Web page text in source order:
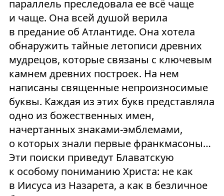
параллель преследовала ее всё чаще
и чаще. Она всей душой верила
в предание об Атлантиде. Она хотела
обнаружить тайные летописи древних
мудрецов, которые связаны с ключевым
камнем древних построек. На нем
написаны священные непроизносимые
буквы. Каждая из этих букв представляла
одно из божественных имен,
начертанных знаками-эмблемами,
о которых знали первые франкмасоны…
Эти поиски приведут Блаватскую
к особому пониманию Христа: не как
в Иисуса из Назарета, а как в безличное